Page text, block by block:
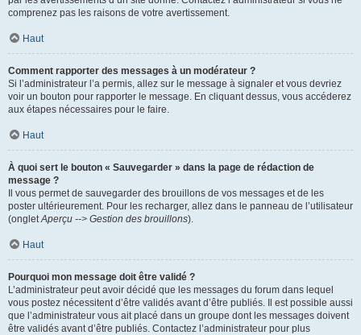
comprenez pas les raisons de votre avertissement.
Haut
Comment rapporter des messages à un modérateur ?
Si l’administrateur l’a permis, allez sur le message à signaler et vous devriez
voir un bouton pour rapporter le message. En cliquant dessus, vous accéderez
aux étapes nécessaires pour le faire.
Haut
À quoi sert le bouton « Sauvegarder » dans la page de rédaction de
message ?
Il vous permet de sauvegarder des brouillons de vos messages et de les
poster ultérieurement. Pour les recharger, allez dans le panneau de l’utilisateur
(ongletAperçu --> Gestion des brouillons).
Haut
Pourquoi mon message doit être validé ?
L’administrateur peut avoir décidé que les messages du forum dans lequel
vous postez nécessitent d’être validés avant d’être publiés. Il est possible aussi
que l’administrateur vous ait placé dans un groupe dont les messages doivent
être validés avant d’être publiés. Contactez l’administrateur pour plus